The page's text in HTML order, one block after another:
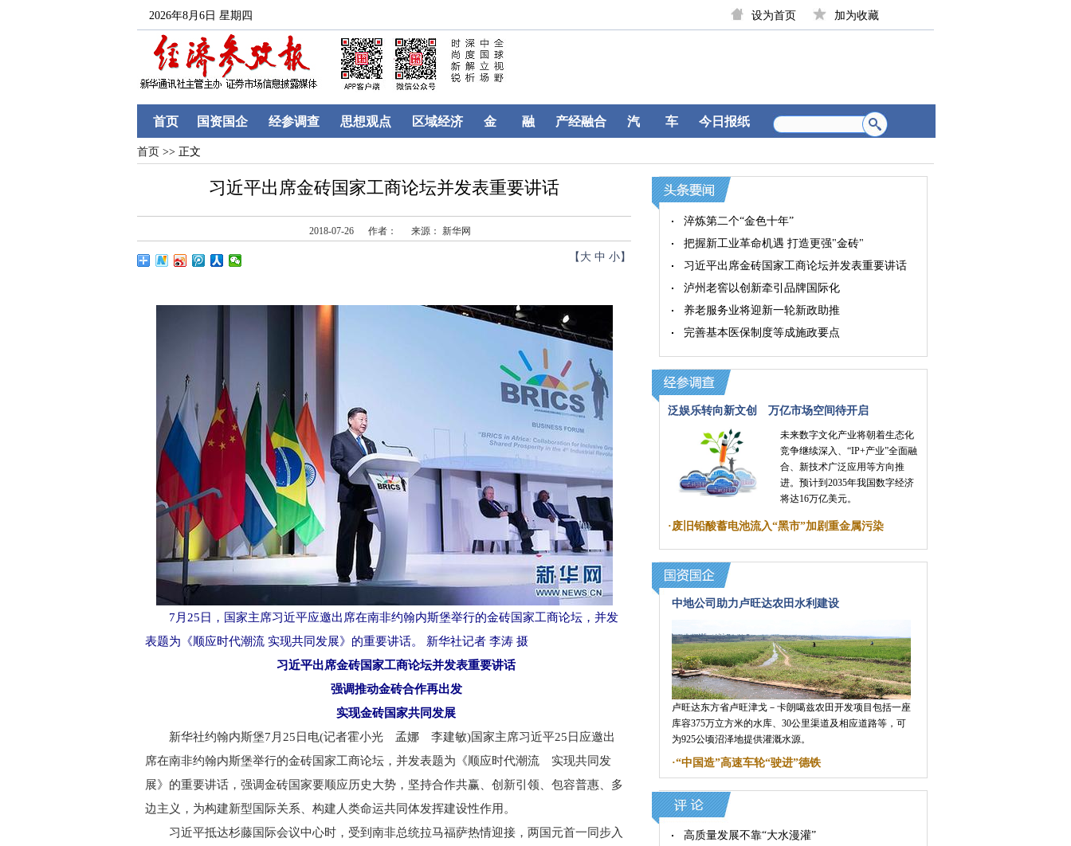
2026年8月6日 星期四 设为首页 加为收藏
首页 国资国企 经参调查 思想观点 区域经济 金 融 产经融合 汽 车 今日报纸
首页 >> 正文
习近平出席金砖国家工商论坛并发表重要讲话
2018-07-26 作者： 来源： 新华网
【 大 中 小】
7月25日，国家主席习近平应邀出席在南非约翰内斯堡举行的金砖国家工商论坛，并发
表题为《顺应时代潮流 实现共同发展》的重要讲话。 新华社记者 李涛 摄
习近平出席金砖国家工商论坛并发表重要讲话
强调推动金砖合作再出发
实现金砖国家共同发展
新华社约翰内斯堡7月25日电(记者霍小光 孟娜 李建敏)国家主席习近平25日应邀出
席在南非约翰内斯堡举行的金砖国家工商论坛，并发表题为《顺应时代潮流 实现共同发
展》的重要讲话，强调金砖国家要顺应历史大势，坚持合作共赢、创新引领、包容普惠、多
边主义，为构建新型国际关系、构建人类命运共同体发挥建设性作用。
习近平抵达杉藤国际会议中心时，受到南非总统拉马福萨热情迎接，两国元首一同步入
淬炼第二个“金色十年”
把握新工业革命机遇 打造更强"金砖"
习近平出席金砖国家工商论坛并发表重要讲话
泸州老窖以创新牵引品牌国际化
养老服务业将迎新一轮新政助推
完善基本医保制度等成施政要点
泛娱乐转向新文创 万亿市场空间待开启
未来数字文化产业将朝着生态化
竞争继续深入、“IP+产业”全面融
合、新技术广泛应用等方向推
进。预计到2035年我国数字经济
将达16万亿美元。
·废旧铅酸蓄电池流入“黑市”加剧重金属污染
中地公司助力卢旺达农田水利建设
卢旺达东方省卢旺津戈－卡朗噶兹农田开发项目包括一座
库容375万立方米的水库、30公里渠道及相应道路等，可
为925公顷沼泽地提供灌溉水源。
·“中国造”高速车轮“驶进”德铁
高质量发展不靠“大水漫灌”